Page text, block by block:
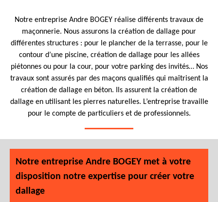
Notre entreprise Andre BOGEY réalise différents travaux de
maçonnerie. Nous assurons la création de dallage pour
différentes structures : pour le plancher de la terrasse, pour le
contour d’une piscine, création de dallage pour les allées
piétonnes ou pour la cour, pour votre parking des invités… Nos
travaux sont assurés par des maçons qualifiés qui maîtrisent la
création de dallage en béton. Ils assurent la création de
dallage en utilisant les pierres naturelles. L’entreprise travaille
pour le compte de particuliers et de professionnels.
Notre entreprise Andre BOGEY met à votre
disposition notre expertise pour créer votre
dallage